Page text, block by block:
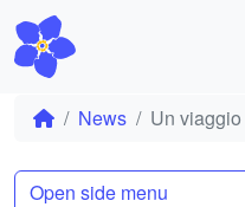
News Un
Open side menu